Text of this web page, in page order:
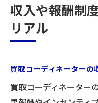
収入や報酬制
リアル
買取コーディネーターの
買取コーディネーター